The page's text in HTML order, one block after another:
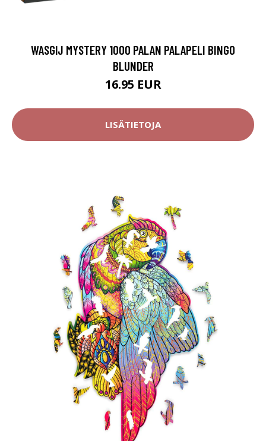
WASGIJ MYSTERY 1000 PALAN PALAPELI BINGO
BLUNDER
16.95 EUR
LISÄTIETOJA